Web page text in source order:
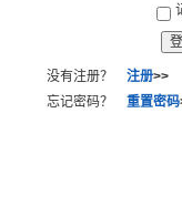
没有注册？ 注册>>
忘记密码？ 重置密码